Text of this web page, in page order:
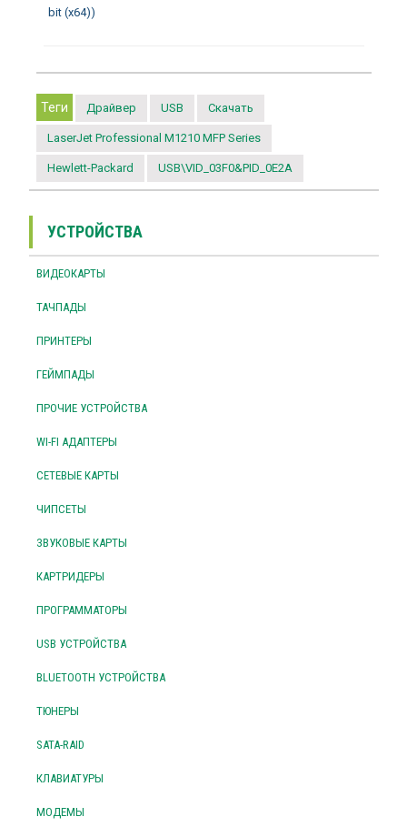
bit (x64))
Теги Драйвер USB Скачать
LaserJet Professional M1210 MFP Series
Hewlett-Packard USB\VID_03F0&PID_0E2A
УСТРОЙСТВА
ВИДЕОКАРТЫ
ТАЧПАДЫ
ПРИНТЕРЫ
ГЕЙМПАДЫ
ПРОЧИЕ УСТРОЙСТВА
WI-FI АДАПТЕРЫ
СЕТЕВЫЕ КАРТЫ
ЧИПСЕТЫ
ЗВУКОВЫЕ КАРТЫ
КАРТРИДЕРЫ
ПРОГРАММАТОРЫ
USB УСТРОЙСТВА
BLUETOOTH УСТРОЙСТВА
ТЮНЕРЫ
SATA-RAID
КЛАВИАТУРЫ
МОДЕМЫ